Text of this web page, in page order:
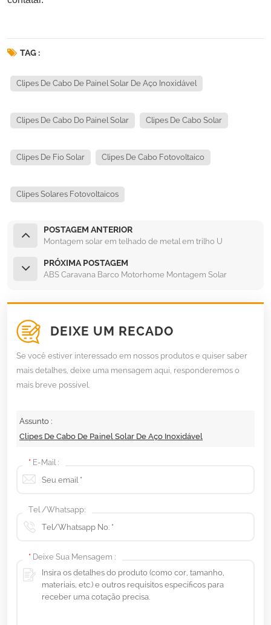
TAG :
Clipes De Cabo De Painel Solar De Aço Inoxidável
Clipes De Cabo Do Painel Solar Clipes De Cabo Solar
Clipes De Fio Solar Clipes De Cabo Fotovoltaico
Clipes Solares Fotovoltaicos
POSTAGEM ANTERIOR
Montagem solar em telhado de metal em trilho U
PRÓXIMA POSTAGEM
ABS Caravana Barco Motorhome Montagem Solar
DEIXE UM RECADO
Se você estiver interessado em nossos produtos e quiser saber
mais detalhes, deixe uma mensagem aqui, responderemos o
mais breve possível.
Assunto :
Clipes De Cabo De Painel Solar De Aço Inoxidável
* E-Mail :
Tel /Whatsapp:
* Deixe Sua Mensagem :